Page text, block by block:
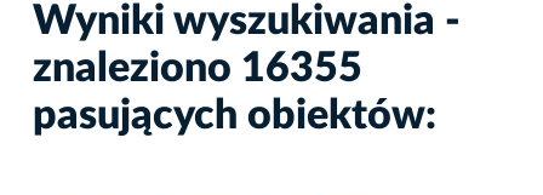
Wyniki wyszukiwania -
znaleziono 16355
pasujących obiektów: